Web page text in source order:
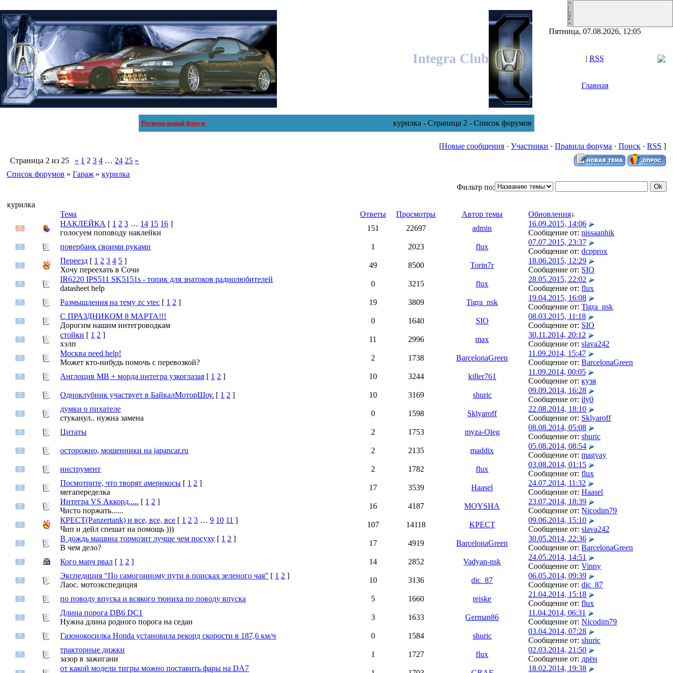
Integra Club
Пятница, 07.08.2026, 12:05
| RSS
Главная
Региональный форум курилка - Страница 2 - Список форумов
[Новые сообщения ·Участники ·Правила форума ·Поиск ·RSS ]
Страница 2 из 25 « 1 2 3 4 … 24 25 »
Список форумов » Гараж » курилка
Фильтр по:
курилка
Тема
Ответы Просмотры Автор темы Обновления↓
НАКЛЕЙКА [ 1 2 3 … 14 15 16 ]
голосуем поповоду наклейки
151 22697 admin
16.09.2015, 14:06
Сообщение от:nissaanhik
повербанк своими руками
1 2023 flux
07.07.2015, 23:37
Сообщение от:dcpprox
Переезд [ 1 2 3 4 5 ]
Хочу переехать в Сочи
49 8500 Torin7r
18.06.2015, 12:29
Сообщение от: SIO
IR6220 IPS511 SK5151s - топик для знатоков радиолюбителей
datasheet help
0 3215 flux
28.05.2015, 22:02
Сообщение от:flux
Pазмышления на тему zc vtec [ 1 2 ] 19 3809 Tigra_nsk
19.04.2015, 16:08
Сообщение от:Tigra_nsk
С ПРАЗДНИКОМ 8 МАРТА!!!
Дорогим нашим интегроводкам
0 1640 SIO
08.03.2015, 11:18
Сообщение от: SIO
стойки [ 1 2 ]
хэлп
11 2996 max
30.11.2014, 20:12
Сообщение от:slava242
Москва need help!
Может кто-нибудь помочь с перевозкой?
2 1738 BarcelonaGreen
11.09.2014, 15:47
Сообщение от:BarcelonaGreen
Англоцив МВ + морда интегра узкоглазая [ 1 2 ] 10 3244 killer761
11.09.2014, 00:05
Сообщение от:кузя
Одноклубник участвует в БайкалМоторШоу. [ 1 2 ] 10 3169 shuric
09.09.2014, 16:28
Сообщение от:ily0
думки о пихателе
стуканул.. нужна замена
0 1598 Sklyaroff
22.08.2014, 18:10
Сообщение от: Sklyaroff
Цитаты
2 1753 myza-Oleg
08.08.2014, 05:08
Сообщение от:shuric
осторожно, мошенники на japancar.ru
2 2135 maddix
05.08.2014, 08:54
Сообщение от:magvay
инструмент
2 1782 flux
03.08.2014, 01:15
Сообщение от:flux
Посмотрите, что творят америкосы [ 1 2 ]
мегапеределка
17 3539 Haasel
24.07.2014, 11:32
Сообщение от:Haasel
Интегра VS Аккорд..... [ 1 2 ]
Чисто поржать......
16 4187 MOYSHA
23.07.2014, 18:39
Сообщение от:Nicodim79
КРЕСТ(Panzertank) и все, все, все [ 1 2 3 …9 10 11 ]
Чип и дейл спешат на помощь )))
107 14118 KPECT
09.06.2014, 15:10
Сообщение от:slava242
В дождь машина тормозит лучше чем посуху [ 1 2 ]
В чем дело?
17 4919 BarcelonaGreen
30.05.2014, 22:36
Сообщение от:BarcelonaGreen
Кого марч рвал [ 1 2 ] 14 2852 Vadyan-nsk
24.05.2014, 14:51
Сообщение от:Vinny
Экспедиция "По самогонному пути в поисках зеленого чая" [ 1 2 ]
Лаос. мотоэкспедиция
10 3136 dic_87
06.05.2014, 09:39
Сообщение от:dic_87
по поводу впуска и всякого тюниха по поводу впуска
5 1660 reiske
21.04.2014, 15:18
Сообщение от:flux
Длина порога DB6 DC1
Нужна длина родного порога на седан
3 1633 German86
11.04.2014, 06:31
Сообщение от:Nicodim79
Газонокосилка Honda установила рекорд скорости в 187,6 км/ч
0 1584 shuric
03.04.2014, 07:28
Сообщение от:shuric
тракторные дижки
зазор в зажигани
1 1727 flux
02.03.2014, 21:50
Сообщение от: дрён
от какой модели тигры можно поставить фары на DA7
18.02.2014, 19:38